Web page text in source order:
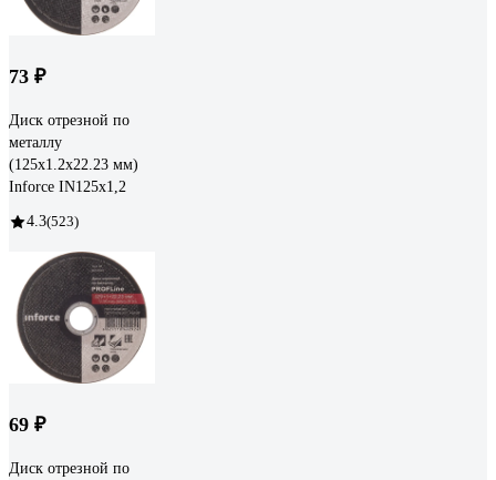
73 ₽
Диск отрезной по
металлу
(125х1.2х22.23 мм)
Inforce IN125x1,2
4.3(523)
69 ₽
Диск отрезной по